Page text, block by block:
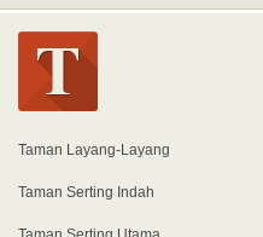
Taman Layang-Layang
Taman Serting Indah